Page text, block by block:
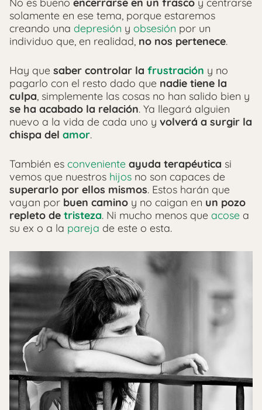
No es bueno encerrarse en un frasco y centrarse
solamente en ese tema, porque estaremos
creando una depresión y obsesión por un
individuo que, en realidad, no nos pertenece.
Hay que saber controlar la frustración y no
pagarlo con el resto dado que nadie tiene la
culpa, simplemente las cosas no han salido bien y
se ha acabado la relación. Ya llegará alguien
nuevo a la vida de cada uno y volverá a surgir la
chispa del amor.
También es conveniente ayuda terapéutica si
vemos que nuestros hijos no son capaces de
superarlo por ellos mismos. Estos harán que
vayan por buen camino y no caigan en un pozo
repleto de tristeza. Ni mucho menos que acose a
su ex o a la pareja de este o esta.